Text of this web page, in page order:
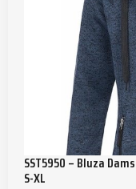
SST5950 – Bluza
S-XL